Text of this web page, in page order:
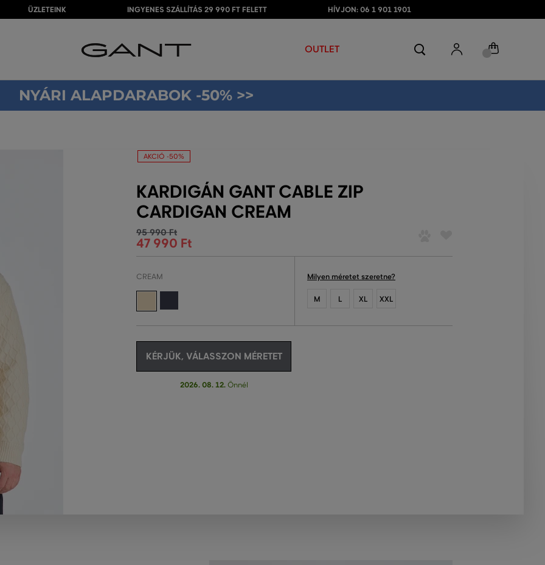
ÜZLETEINK INGYENES SZÁLLÍTÁS 29 990 FT FELETT HÍVJON: 06 1 901 1901
OUTLET
NYÁRI ALAPDARABOK -50% >>
AKCIÓ -50%
KARDIGÁN GANT CABLE ZIP
CARDIGAN CREAM
95 990 Ft
47 990 Ft
CREAM Milyen méretet szeretne?
M L XL XXL
KÉRJÜK, VÁLASSZON MÉRETET
2026. 08. 12.Önnél